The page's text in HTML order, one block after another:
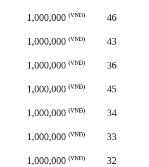
1,000,000 (VNĐ) 46
1,000,000 (VNĐ) 43
1,000,000 (VNĐ) 36
1,000,000 (VNĐ) 45
1,000,000 (VNĐ) 34
1,000,000 (VNĐ) 33
1,000,000 (VNĐ) 32